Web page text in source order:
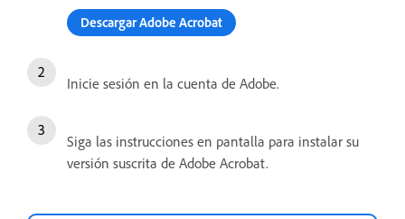
Descargar Adobe Acrobat
Inicie sesión en la cuenta de Adobe.
Siga las instrucciones en pantalla para instalar su
versión suscrita de Adobe Acrobat.